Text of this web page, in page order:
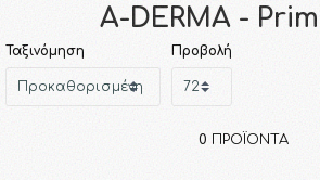
A-DERMA -
Ταξινόμηση Προβολή
0 ΠΡΟΪΌΝΤΑ